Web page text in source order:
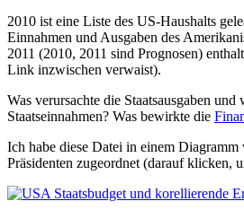
2010 ist eine Liste des US-Haushalts
Einnahmen und Ausgaben des
2011 (2010, 2011 sind Prognosen)
Link inzwischen verwaist).
Was verursachte die Staatsausgaben und
Staatseinnahmen? Was bewirkte die
Ich habe diese Datei in einem Diagramm
Präsidenten zugeordnet (darauf klicken,